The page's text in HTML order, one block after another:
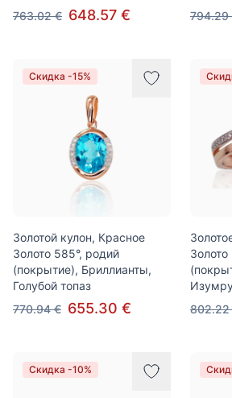
763.02 € 648.57 €
794.29
Скидка -15%
Золотой кулон, Красное
Золото 585°, родий
(покрытие), Бриллианты,
Голубой топаз
770.94 € 655.30 €
802.22
Скидка -10%